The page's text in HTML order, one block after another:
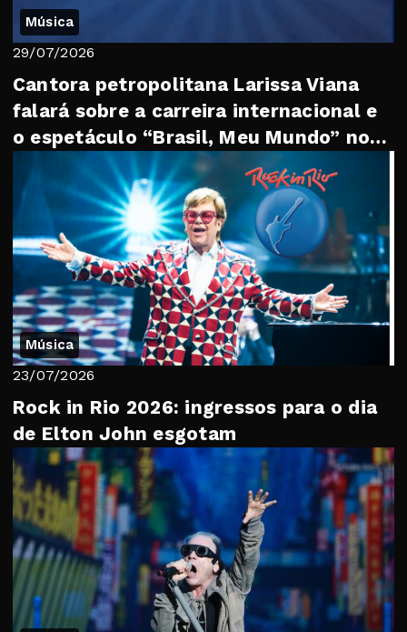
Música
29/07/2026
Cantora petropolitana Larissa Viana
falará sobre a carreira internacional e
o espetáculo “Brasil, Meu Mundo” no
Música
23/07/2026
Rock in Rio 2026: ingressos para o dia
de Elton John esgotam